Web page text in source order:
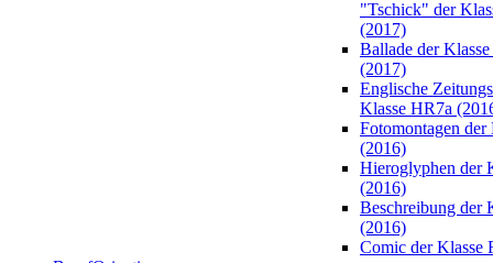
"Tschick" der
(2017)
Ballade der
(2017)
Englische
Klasse HR7a
Fotomontagen der
(2016)
Hieroglyphen der
(2016)
Beschreibung der
(2016)
Comic der Klasse